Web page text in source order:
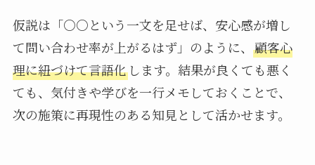
仮説は「○○という一文を足せば、安心感が増し
て問い合わせ率が上がるはず」のように、 顧客心
理に紐づけて言語化します。結果が良くても悪く
ても、気付きや学びを一行メモしておくことで、
次の施策に再現性のある知見として活かせます。